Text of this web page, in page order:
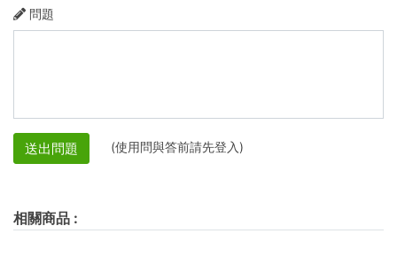
問題
送出問題 (使用問與答前請先登入)
相關商品 :